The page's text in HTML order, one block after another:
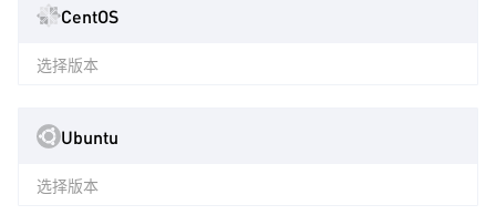
CentOS
选择版本
Ubuntu
选择版本